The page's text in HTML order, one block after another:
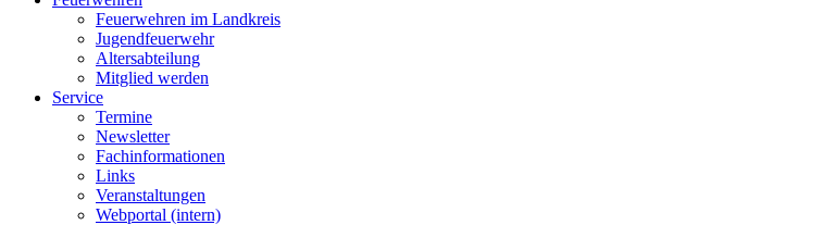
Feuerwehren im Landkreis
Jugendfeuerwehr
Altersabteilung
Mitglied werden
Service
Termine
Newsletter
Fachinformationen
Links
Veranstaltungen
Webportal (intern)